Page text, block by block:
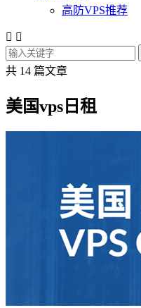
高防VPS推荐
 
共 14 篇文章
美国vps日租